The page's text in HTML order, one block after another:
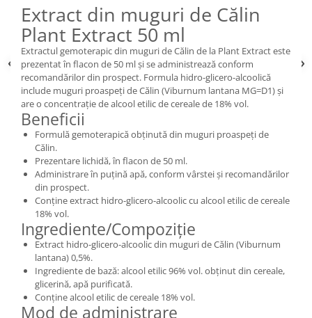
Extract din muguri de Călin
Plant Extract 50 ml
Extractul gemoterapic din muguri de Călin de la Plant Extract este
prezentat în flacon de 50 ml și se administrează conform
recomandărilor din prospect. Formula hidro-glicero-alcoolică
include muguri proaspeți de Călin (Viburnum lantana MG=D1) și
are o concentrație de alcool etilic de cereale de 18% vol.
Beneficii
Formulă gemoterapică obținută din muguri proaspeți de
Călin.
Prezentare lichidă, în flacon de 50 ml.
Administrare în puțină apă, conform vârstei și recomandărilor
din prospect.
Conține extract hidro-glicero-alcoolic cu alcool etilic de cereale
18% vol.
Ingrediente/Compoziție
Extract hidro-glicero-alcoolic din muguri de Călin (Viburnum
lantana) 0,5%.
Ingrediente de bază: alcool etilic 96% vol. obținut din cereale,
glicerină, apă purificată.
Conține alcool etilic de cereale 18% vol.
Mod de administrare